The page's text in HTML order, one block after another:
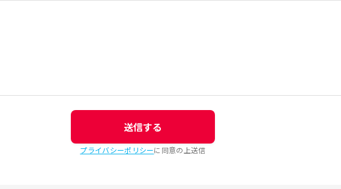
送信する
プライバシーポリシーに同意の上送信